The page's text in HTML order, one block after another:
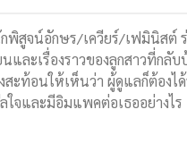
สูจน์อักษร/เควียร์/เฟมินิสต์
และเรื่องราวของลูกสาวที่ก
ท้อนให้เห็นว่า ผู้ดูแลก็ต้องไ
จและมีอิมแพคต่อเธออย่างไร